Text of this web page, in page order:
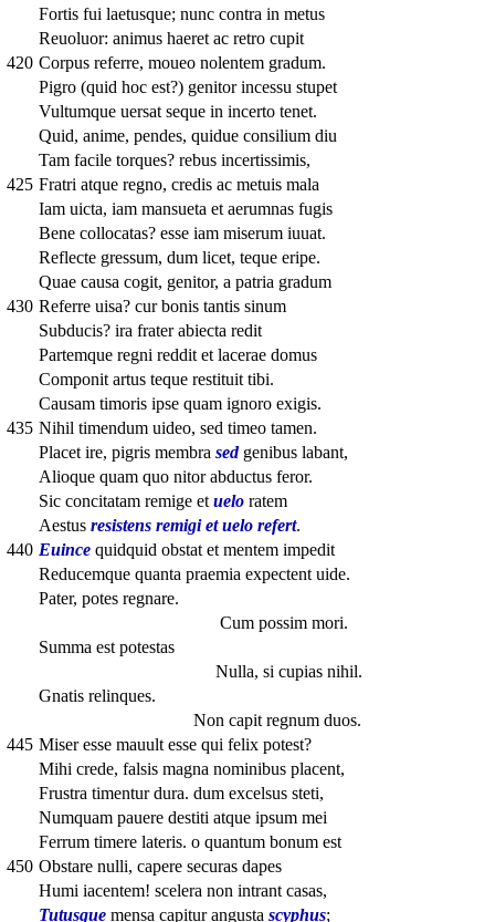
Fortis fui laetusque; nunc contra in metus
Reuoluor: animus haeret ac retro cupit
420 Corpus referre, moueo nolentem gradum.
Pigro (quid hoc est?) genitor incessu stupet
Vultumque uersat seque in incerto tenet.
Quid, anime, pendes, quidue consilium diu
Tam facile torques? rebus incertissimis,
425 Fratri atque regno, credis ac metuis mala
Iam uicta, iam mansueta et aerumnas fugis
Bene collocatas? esse iam miserum iuuat.
Reflecte gressum, dum licet, teque eripe.
Quae causa cogit, genitor, a patria gradum
430 Referre uisa? cur bonis tantis sinum
Subducis? ira frater abiecta redit
Partemque regni reddit et lacerae domus
Componit artus teque restituit tibi.
Causam timoris ipse quam ignoro exigis.
435 Nihil timendum uideo, sed timeo tamen.
Placet ire, pigris membra sedgenibus labant,
Alioque quam quo nitor abductus feror.
Sic concitatam remige et uelo ratem
Aestus resistens remigi et uelo refert.
440 Euince quidquid obstat et mentem impedit
Reducemque quanta praemia expectent uide.
Pater, potes regnare.
Cum possim mori.
Summa est potestas
Nulla, si cupias nihil.
Gnatis relinques.
Non capit regnum duos.
445 Miser esse mauult esse qui felix potest?
Mihi crede, falsis magna nominibus placent,
Frustra timentur dura. dum excelsus steti,
Numquam pauere destiti atque ipsum mei
Ferrum timere lateris. o quantum bonum est
450 Obstare nulli, capere securas dapes
Humi iacentem! scelera non intrant casas,
Tutusque mensa capitur angusta scyphus;